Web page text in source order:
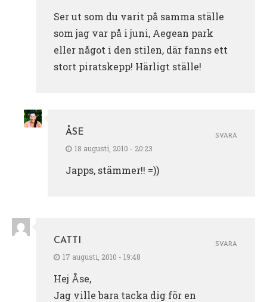
Ser ut som du varit på samma ställe
som jag var på i juni, Aegean park
eller något i den stilen, där fanns ett
stort piratskepp! Härligt ställe!
ÅSE
18 augusti, 2010 - 20:23
Japps, stämmer!! =))
SVARA
CATTI
17 augusti, 2010 - 19:48
Hej Åse,
Jag ville bara tacka dig för en
SVARA